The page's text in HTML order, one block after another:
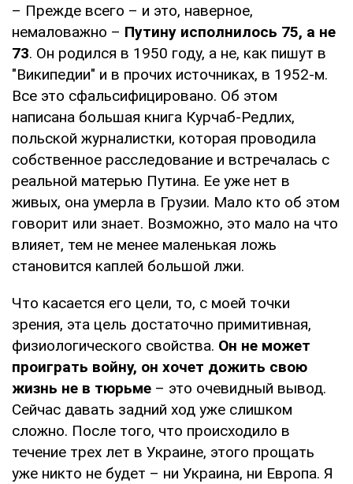
– Прежде всего – и это, наверное,
немаловажно – Путину исполнилось 75, а не
73. Он родился в 1950 году, а не, как пишут в
"Википедии" и в прочих источниках, в 1952-м.
Все это сфальсифицировано. Об этом
написана большая книга Курчаб-Редлих,
польской журналистки, которая проводила
собственное расследование и встречалась с
реальной матерью Путина. Ее уже нет в
живых, она умерла в Грузии. Мало кто об этом
говорит или знает. Возможно, это мало на что
влияет, тем не менее маленькая ложь
становится каплей большой лжи.
Что касается его цели, то, с моей точки
зрения, эта цель достаточно примитивная,
физиологического свойства. Он не может
проиграть войну, он хочет дожить свою
жизнь не в тюрьме – это очевидный вывод.
Сейчас давать задний ход уже слишком
сложно. После того, что происходило в
течение трех лет в Украине, этого прощать
уже никто не будет – ни Украина, ни Европа. Я